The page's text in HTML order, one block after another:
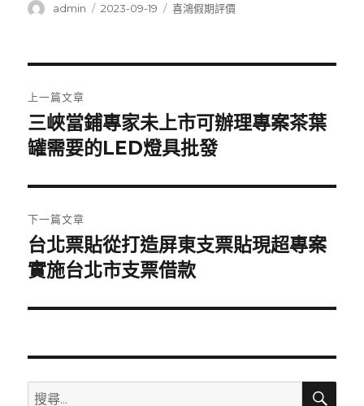
作
admin
發
2023-09-19
分
喜鴻假期評價
章
導
覽
上一篇文章
上
一
文
章:
三峽當鋪專家未上市可辦理專案茶葉
罐需要的LED燈具批發
下一篇文章
下
一
文
台北票貼從打造屏東支票貼現超專案
實施台北市支票借款
搜
搜